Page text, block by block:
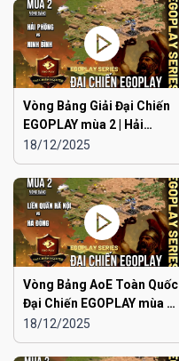
Vòng Bảng Giải Đại Chiến
EGOPLAY mùa 2 | Hải
Phòng vs Ninh Bình
18/12/2025
Vòng Bảng AoE Toàn Quốc
Đại Chiến EGOPLAY mùa 2 |
Liên Quân Hà Nội vs Hà
Đông
18/12/2025